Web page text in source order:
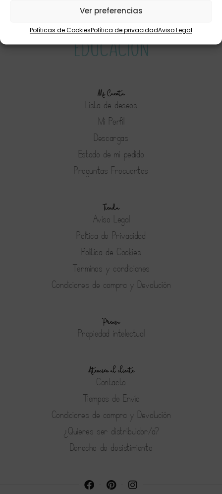
Ver preferencias
Políticas de CookiesPolítica de privacidadAviso Legal
Mi Cuenta
Lista de deseos
Mi Perfil
Descargas
Estado de mi pedido
Preguntas Frecuentes
Tienda
Aviso Legal
Política de Privacidad
Política de Cookies
Terminos y condiciones
Condiciones de compra y Devolución
Prensa
Propiedad intelectual
Atención al cliente
Contacto
Tiempos de Envío
Condiciones de compra y Devolución
¿Quieres ser distribuidor/a?
Derecho de desistimiento